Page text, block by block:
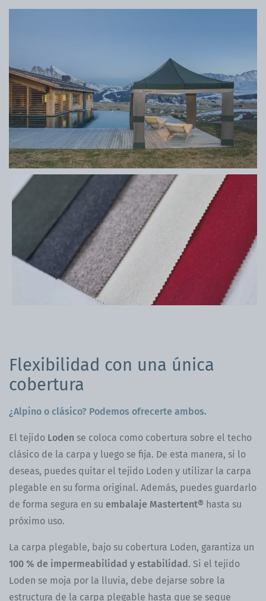
Flexibilidad con una única
cobertura
¿Alpino o clásico? Podemos ofrecerte ambos.
El tejido Loden se coloca como cobertura sobre el techo
clásico de la carpa y luego se fija. De esta manera, si lo
deseas, puedes quitar el tejido Loden y utilizar la carpa
plegable en su forma original. Además, puedes guardarlo
de forma segura en su embalaje Mastertent® hasta su
próximo uso.
La carpa plegable, bajo su cobertura Loden, garantiza un
100 % de impermeabilidad y estabilidad . Si el tejido
Loden se moja por la lluvia, debe dejarse sobre la
estructura de la carpa plegable hasta que se seque